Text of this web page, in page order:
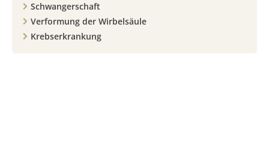
Schwangerschaft
Verformung der Wirbelsäule
Krebserkrankung